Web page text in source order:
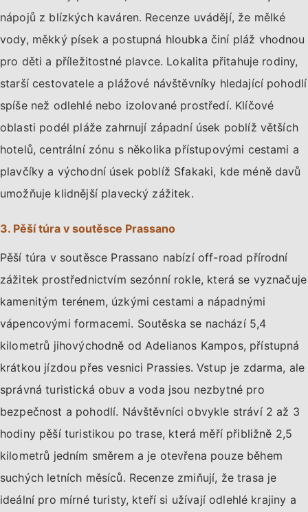
nápojů z blízkých kaváren. Recenze uvádějí, že mělké
vody, měkký písek a postupná hloubka činí pláž vhodnou
pro děti a příležitostné plavce. Lokalita přitahuje rodiny,
starší cestovatele a plážové návštěvníky hledající pohodlí
spíše než odlehlé nebo izolované prostředí. Klíčové
oblasti podél pláže zahrnují západní úsek poblíž větších
hotelů, centrální zónu s několika přístupovými cestami a
plavčíky a východní úsek poblíž Sfakaki, kde méně davů
umožňuje klidnější plavecký zážitek.
3. Pěší túra v soutěsce Prassano
Pěší túra v soutěsce Prassano nabízí off-road přírodní
zážitek prostřednictvím sezónní rokle, která se vyznačuje
kamenitým terénem, úzkými cestami a nápadnými
vápencovými formacemi. Soutěska se nachází 5,4
kilometrů jihovýchodně od Adelianos Kampos, přístupná
krátkou jízdou přes vesnici Prassies. Vstup je zdarma, ale
správná turistická obuv a voda jsou nezbytné pro
bezpečnost a pohodlí. Návštěvníci obvykle stráví 2 až 3
hodiny pěší turistikou po trase, která měří přibližně 2,5
kilometrů jedním směrem a je otevřena pouze během
suchých letních měsíců. Recenze zmiňují, že trasa je
ideální pro mírné turisty, kteří si užívají odlehlé krajiny a